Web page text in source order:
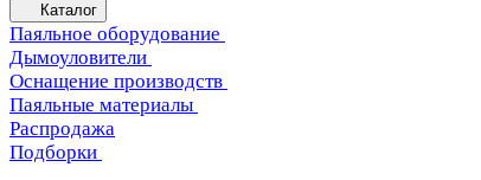
Каталог
Паяльное оборудование
Дымоуловители
Оснащение производств
Паяльные материалы
Распродажа
Подборки